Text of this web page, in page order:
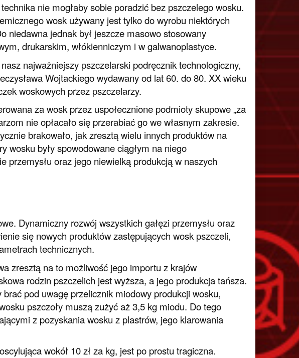
nie mogłaby sobie poradzić bez pszczelego wosku.
wosk używany jest tylko do wyrobu niektórych
niedawna jednak był jeszcze masowo stosowany
drukarskim, włókienniczym i w galwanoplastyce.
najważniejszy pszczelarski podręcznik technologiczny,
Wojtackiego wydawany od lat 60. do 80. XX wieku
woskowych przez pszczelarzy.
za wosk przez uspołecznione podmioty skupowe „za
nie opłacało się przerabiać go we własnym zakresie.
brakowało, jak zresztą wielu innych produktów na
wosku były spowodowane ciągłym na niego
przemysłu oraz jego niewielką produkcją w naszych
Dynamiczny rozwój wszystkich gałęzi przemysłu oraz
się nowych produktów zastępujących wosk pszczeli,
technicznych.
zresztą na to możliwość jego importu z krajów
rodzin pszczelich jest wyższa, a jego produkcja tańsza.
pod uwagę przelicznik miodowy produkcji wosku,
pszczoły muszą zużyć aż 3,5 kg miodu. Do tego
z pozyskania wosku z plastrów, jego klarowania
wokół 10 zł za kg, jest po prostu tragiczna.